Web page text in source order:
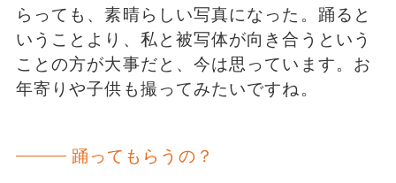
らっても、素晴らしい写真になった。踊ると
いうことより、私と被写体が向き合うという
ことの方が大事だと、今は思っています。お
年寄りや子供も撮ってみたいですね。
踊ってもらうの？